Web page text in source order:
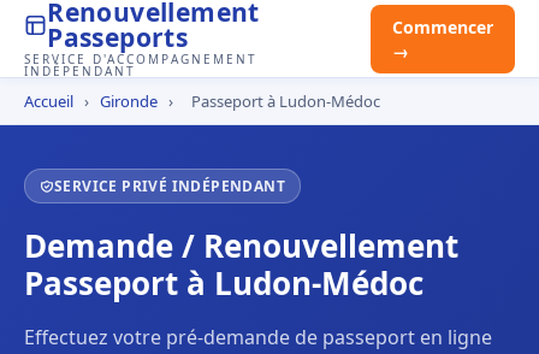
Renouvellement
Passeports
SERVICE D'ACCOMPAGNEMENT
INDÉPENDANT
Commencer
→
Accueil › Gironde › Passeport à Ludon-Médoc
SERVICE PRIVÉ INDÉPENDANT
Demande / Renouvellement
Passeport à Ludon-Médoc
Effectuez votre pré-demande de passeport en ligne